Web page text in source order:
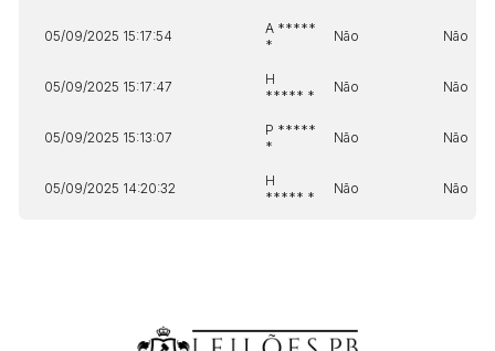
05/09/2025 15:17:54
A *****
*
Não Não
05/09/2025 15:17:47
H
***** *
Não Não
05/09/2025 15:13:07
P *****
*
Não Não
05/09/2025 14:20:32
H
***** *
Não Não